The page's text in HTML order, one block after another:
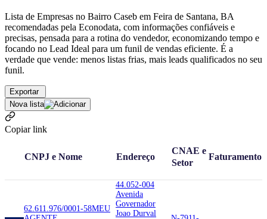
Lista de Empresas no Bairro Caseb em Feira de Santana, BA
recomendadas pela Econodata, com informações confiáveis e
precisas, pensada para a rotina do vendedor, economizando tempo e
focando no Lead Ideal para um funil de vendas eficiente. É a
verdade que vende: menos listas frias, mais leads qualificados no seu
funil.
Exportar
Nova lista
Copiar link
CNPJ e Nome Endereço
CNAE e
Setor
Faturamento
62.611.976/0001-58MEU
44.052-004
Avenida
Governador
Joao Durval